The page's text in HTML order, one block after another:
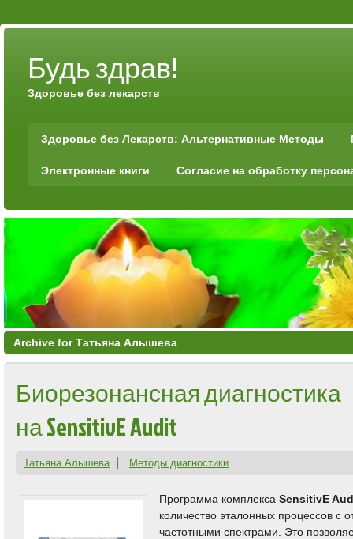
Будь здрав!
Здоровье без лекарств
Здоровье без Лекарств: Альтернативные Методы
Электронные книги Согласие на обработку
Archive for Татьяна Алышева
Биорезонансная диагностика
на SensitivE Audit
Татьяна Алышева Методы диагностики
Программа комплекса SensitivE
количество эталонных процессов с
частотными спектрами. Это